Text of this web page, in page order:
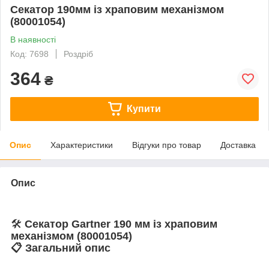
Секатор 190мм із храповим механізмом
(80001054)
В наявності
Код: 7698
Роздріб
364 ₴
Купити
Опис Характеристики Відгуки про товар Доставка
Опис
🛠️ Секатор Gartner 190 мм із храповим
механізмом (80001054)
📋 Загальний опис